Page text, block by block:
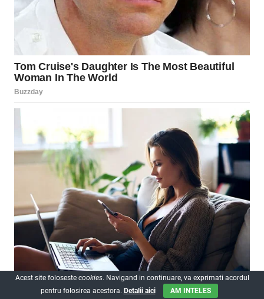
Acest site foloseste cookies. Navigand in continuare, va exprimati acordul
pentru folosirea acestora. Detalii aici AM INTELES